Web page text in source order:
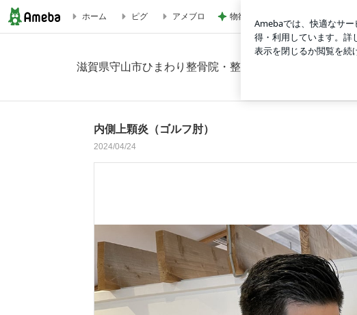
ホーム ピグ アメブロ 物欲スイッチが入った夫婦の戦利品
滋賀県守山市ひまわり整骨院・整体院の症例紹介
内側上顆炎（ゴルフ肘）
2024/04/24